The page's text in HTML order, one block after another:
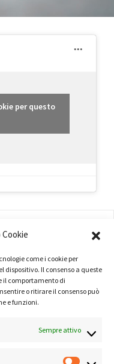
come i cookie per
Il consenso a queste
il comportamento di
o ritirare il consenso può
e funzioni.
Sempre attivo
per questo